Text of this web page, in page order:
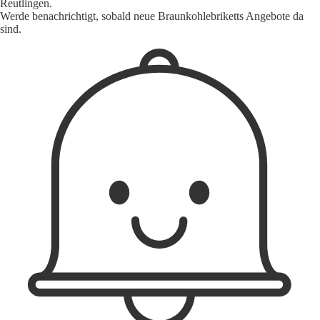
Reutlingen.
Werde benachrichtigt, sobald neue Braunkohlebriketts Angebote da
sind.